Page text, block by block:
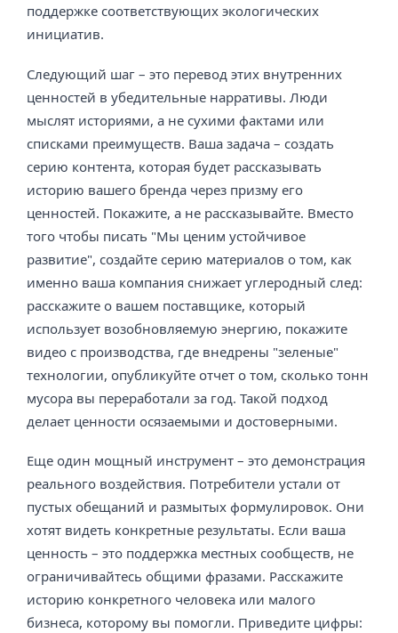
поддержке соответствующих экологических
инициатив.
Следующий шаг – это перевод этих внутренних
ценностей в убедительные нарративы. Люди
мыслят историями, а не сухими фактами или
списками преимуществ. Ваша задача – создать
серию контента, которая будет рассказывать
историю вашего бренда через призму его
ценностей. Покажите, а не рассказывайте. Вместо
того чтобы писать "Мы ценим устойчивое
развитие", создайте серию материалов о том, как
именно ваша компания снижает углеродный след:
расскажите о вашем поставщике, который
использует возобновляемую энергию, покажите
видео с производства, где внедрены "зеленые"
технологии, опубликуйте отчет о том, сколько тонн
мусора вы переработали за год. Такой подход
делает ценности осязаемыми и достоверными.
Еще один мощный инструмент – это демонстрация
реального воздействия. Потребители устали от
пустых обещаний и размытых формулировок. Они
хотят видеть конкретные результаты. Если ваша
ценность – это поддержка местных сообществ, не
ограничивайтесь общими фразами. Расскажите
историю конкретного человека или малого
бизнеса, которому вы помогли. Приведите цифры: